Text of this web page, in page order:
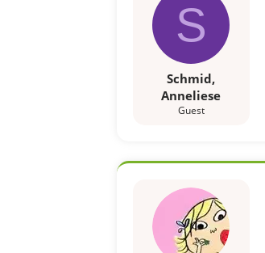
S
Schmid,
Anneliese
Guest